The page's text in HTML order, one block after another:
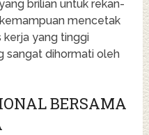
brilian untuk rekan-
mencetak
kerja yang tinggi
sangat dihormati oleh
BERSAMA